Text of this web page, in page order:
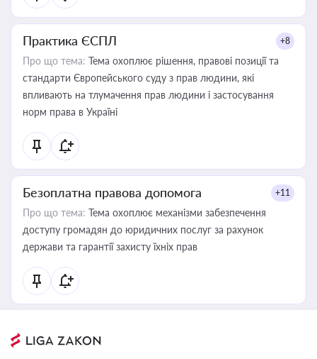
Практика ЄСПЛ +8
Про що тема: Тема охоплює рішення, правові позиції та
стандарти Європейського суду з прав людини, які
впливають на тлумачення прав людини і застосування
норм права в Україні
Безоплатна правова допомога +11
Про що тема: Тема охоплює механізми забезпечення
доступу громадян до юридичних послуг за рахунок
держави та гарантії захисту їхніх прав